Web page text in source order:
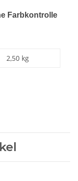
Farbkontrolle
2,50 kg